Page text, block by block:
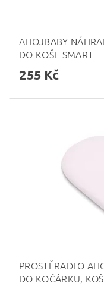
AHOJBABY
DO KOŠE SMART
255 Kč
PROSTĚRADLO
DO KOČÁRKU,